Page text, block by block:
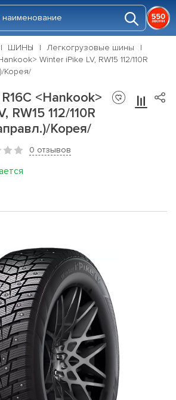
ШИНЫ
Легкогрузовые шины
Winter iPike LV, RW15 112/110R
Корея/
<Hankook>
RW15 112/110R
Корея/
0 отзывов